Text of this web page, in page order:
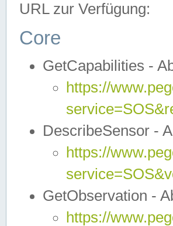
URL zur Verfügung:
Core
GetCapabilities -
https://
DescribeSensor -
https://
GetObservation -
https://